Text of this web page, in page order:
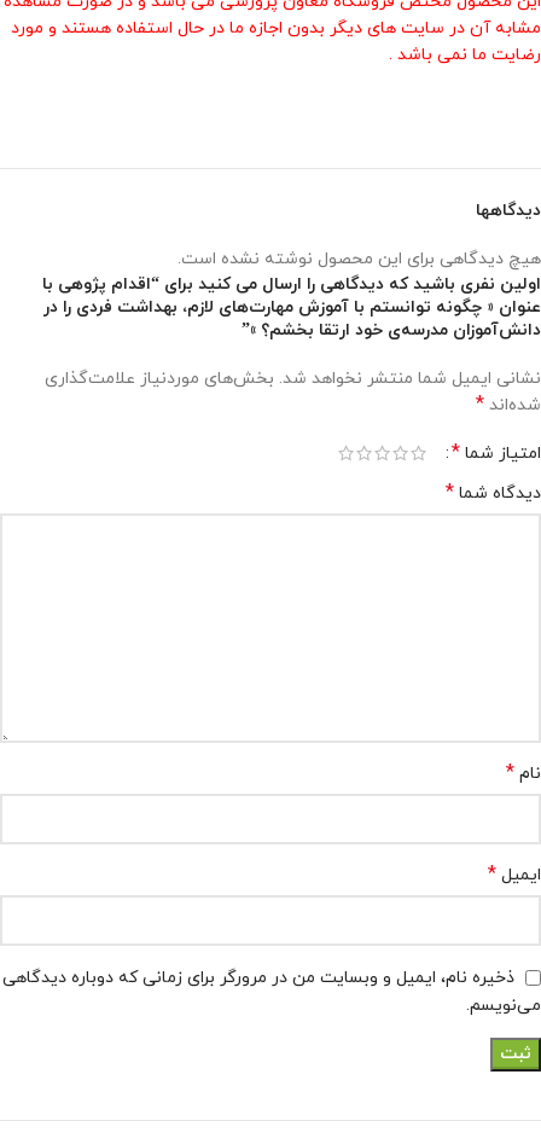
مشابه آن در سایت های دیگر بدون اجازه ما در حال استفاده هستند و مورد
رضایت ما نمی باشد .
دیدگاهها
هیچ دیدگاهی برای این محصول نوشته نشده است.
اولین نفری باشید که دیدگاهی را ارسال می کنید برای “اقدام پژوهی با
عنوان « چگونه توانستم با آموزش مهارت‌های لازم، بهداشت فردی را در
دانش‌آموزان مدرسه‌ی خود ارتقا بخشم؟ »”
نشانی ایمیل شما منتشر نخواهد شد. بخش‌های موردنیاز علامت‌گذاری
شده‌اند *
امتیاز شما *
دیدگاه شما *
نام *
ایمیل *
ذخیره نام، ایمیل و وبسایت من در مرورگر برای زمانی که دوباره دیدگاهی
می‌نویسم.